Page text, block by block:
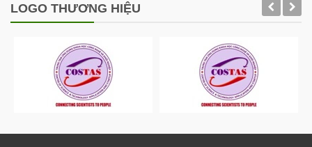
LOGO THƯƠNG HIỆU